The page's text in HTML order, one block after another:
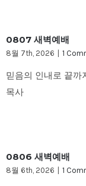
0807 새벽예배
8월 7th, 2026 1
믿음의 인내로 끝까
목사
0806 새벽예배
8월 6th, 2026 1